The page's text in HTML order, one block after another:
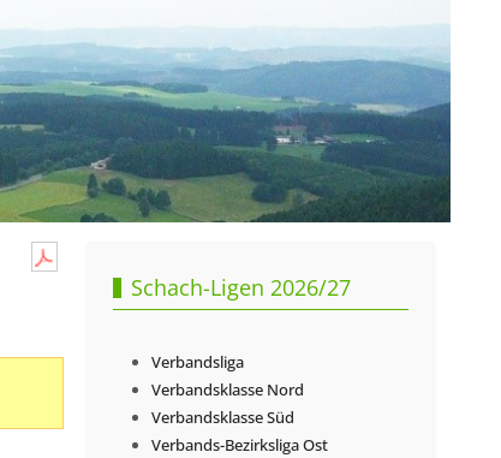
Schach-Ligen 2026/27
Verbandsliga
Verbandsklasse Nord
Verbandsklasse Süd
Verbands-Bezirksliga Ost